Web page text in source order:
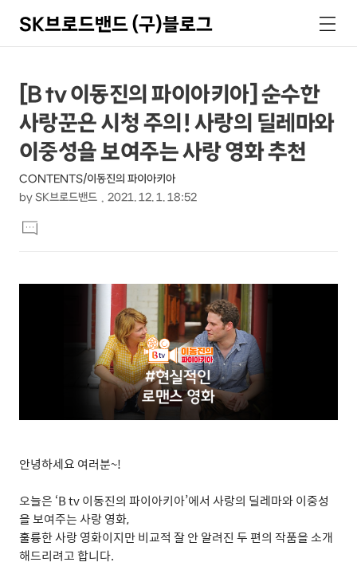
SK브로드밴드 (구)블로그
색
메
뉴
상
세
컨
텐
츠
본
문
제
목
[B tv 이동진의 파이아키아] 순수한
사랑꾼은 시청 주의! 사랑의 딜레마와
이중성을 보여주는 사랑 영화 추천
CONTENTS/이동진의 파이아키아
by SK브로드밴드 2021. 12. 1. 18:52
문
댓
글
안녕하세요 여러분~!
오늘은 ‘B tv이동진의 파이아키아’에서 사랑의 딜레마와이중성
을보여주는사랑영화,
훌륭한사랑영화이지만비교적 잘안알려진 두 편의 작품을소개
해드리려고합니다.